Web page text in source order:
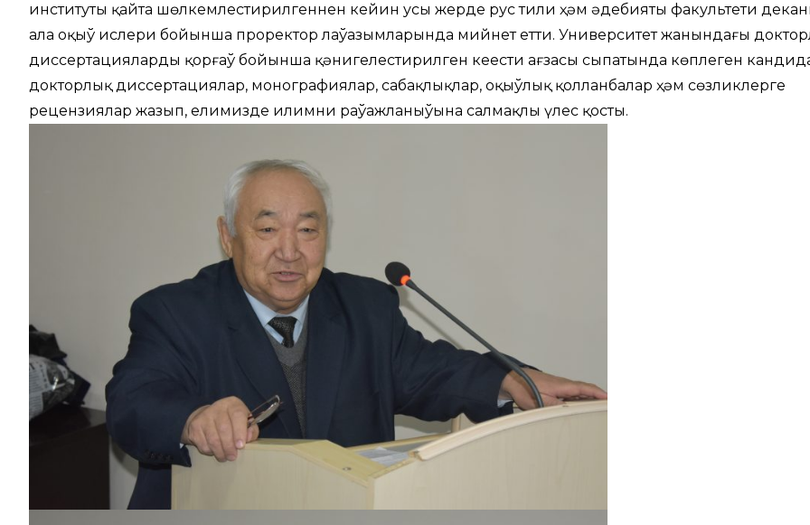
институты қайта шөлкемлестирилгеннен кейин усы жерде рус тили ҳәм әдебияты факультети
ала оқыў ислери бойынша проректор лаўазымларында мийнет етти. Университет жанындағы
диссертацияларды қорғаў бойынша қәнигелестирилген кеңестиң ағзасы сыпатында көплеген
докторлық диссертациялар, монографиялар, сабақлықлар, оқыўлық қолланбалар ҳәм сөзликлерге
рецензиялар жазып, елимизде илимниң раўажланыўына салмақлы үлес қосты.